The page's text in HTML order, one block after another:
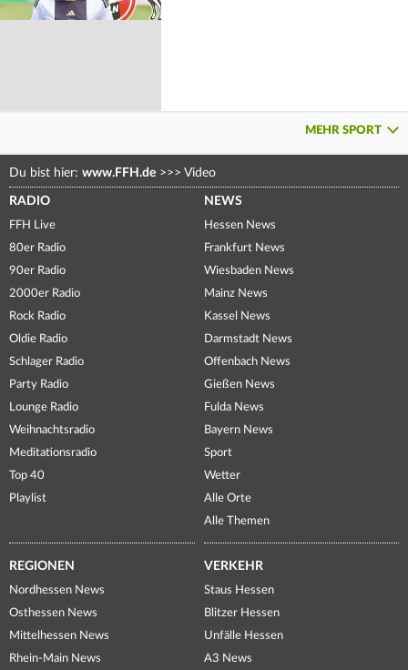
MEHR SPORT
Du bist hier: www.FFH.de >>> Video
RADIO
FFH Live
80er Radio
90er Radio
2000er Radio
Rock Radio
Oldie Radio
Schlager Radio
Party Radio
Lounge Radio
Weihnachtsradio
Meditationsradio
Top 40
Playlist
NEWS
Hessen News
Frankfurt News
Wiesbaden News
Mainz News
Kassel News
Darmstadt News
Offenbach News
Gießen News
Fulda News
Bayern News
Sport
Wetter
Alle Orte
Alle Themen
REGIONEN
Nordhessen News
Osthessen News
Mittelhessen News
Rhein-Main News
VERKEHR
Staus Hessen
Blitzer Hessen
Unfälle Hessen
A3 News